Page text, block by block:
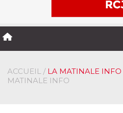
ACCUEIL / LA MATINALE INFO
MATINALE INFO